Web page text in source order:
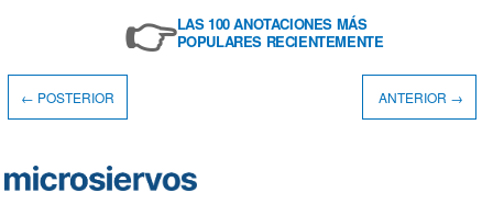
👉LAS 100 ANOTACIONES MÁS
POPULARES RECIENTEMENTE
← POSTERIOR ANTERIOR →